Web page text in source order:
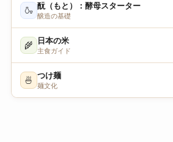
🍶 酛（もと）：酵母スターター
醸造の基礎
🌾 日本の米
主食ガイド
🍜 つけ麺
麺文化